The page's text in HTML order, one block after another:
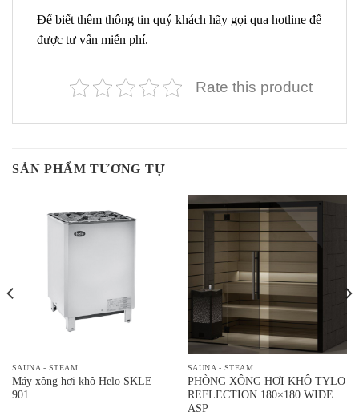
Để biết thêm thông tin quý khách hãy gọi qua hotline để
được tư vấn miễn phí.
Rate this product
SẢN PHẨM TƯƠNG TỰ
SAUNA - STEAM
Máy xông hơi khô Helo SKLE
901
SAUNA - STEAM
PHÒNG XÔNG HƠI KHÔ TYLO
REFLECTION 180×180 WIDE
ASP